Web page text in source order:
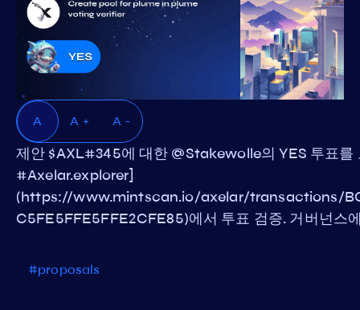
A A + A -
제안 $AXL#345에 대한 @Stakewolle의 YES 투표
#Axelar.explorer]
(https://www.mintscan.io/axelar/transactions/
C5FE5FFE5FFE2CFE85)에서 투표 검증. 거버넌스
#proposals